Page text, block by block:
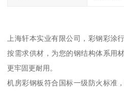
上海轩本实业有限公司，彩钢彩涂
按需求供材，为您的钢结构体系用
更牢固更耐用。
机房彩钢板符合国标一级防火标准